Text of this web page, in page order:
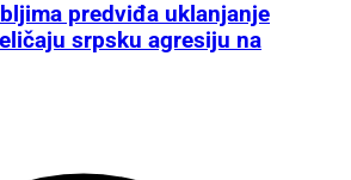
predviđa uklanjanje
srpsku agresiju na